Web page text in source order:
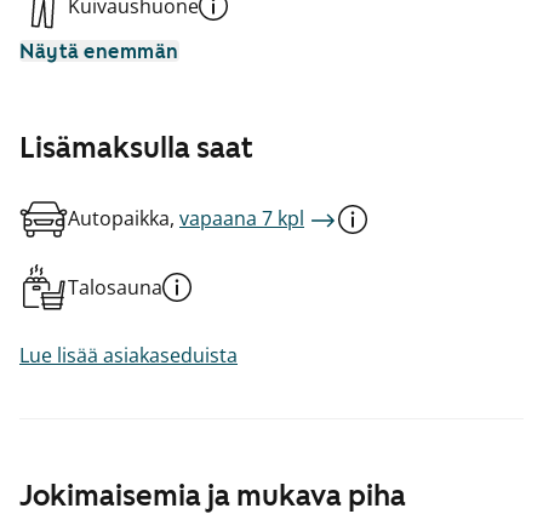
Jokimaisemia ja mukava piha
Kuivaushuone
Näytä enemmän
Lisämaksulla saat
Autopaikka, vapaana 7 kpl
Talosauna
Lue lisää asiakaseduista